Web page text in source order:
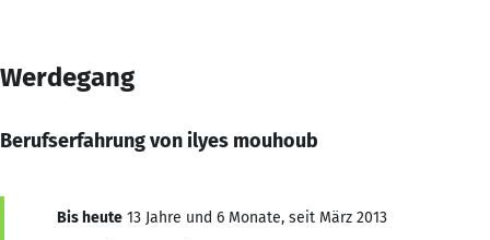
Werdegang
Berufserfahrung von ilyes mouhoub
Bis heute 13 Jahre und 6 Monate, seit März 2013